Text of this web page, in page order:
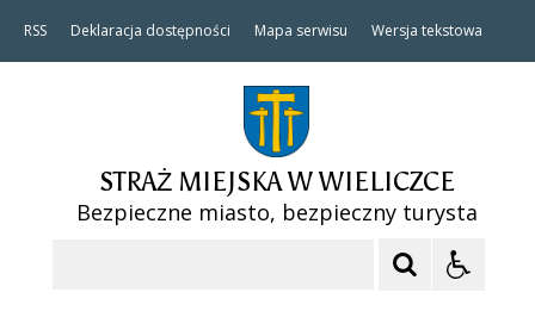
RSS Deklaracja dostępności Mapa serwisu Wersja tekstowa
STRAŻ MIEJSKA W WIELICZCE
Bezpieczne miasto, bezpieczny turysta